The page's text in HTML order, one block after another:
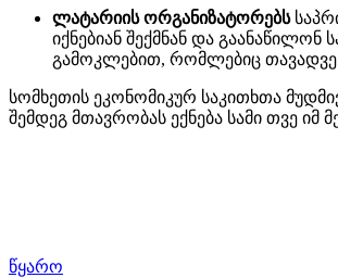
ლატარიის ორგანიზატორებს
იქნებიან შექმნან და
გამოკლებით, რომლებიც თავადვე
სომხეთის ეკონომიკურ საკითხთა
შემდეგ მთავრობას ექნება სამი თვე
წყარო